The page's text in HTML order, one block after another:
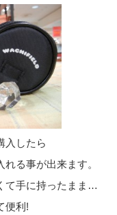
入したら
る事が出来ます。
て手に持ったまま…
便利!